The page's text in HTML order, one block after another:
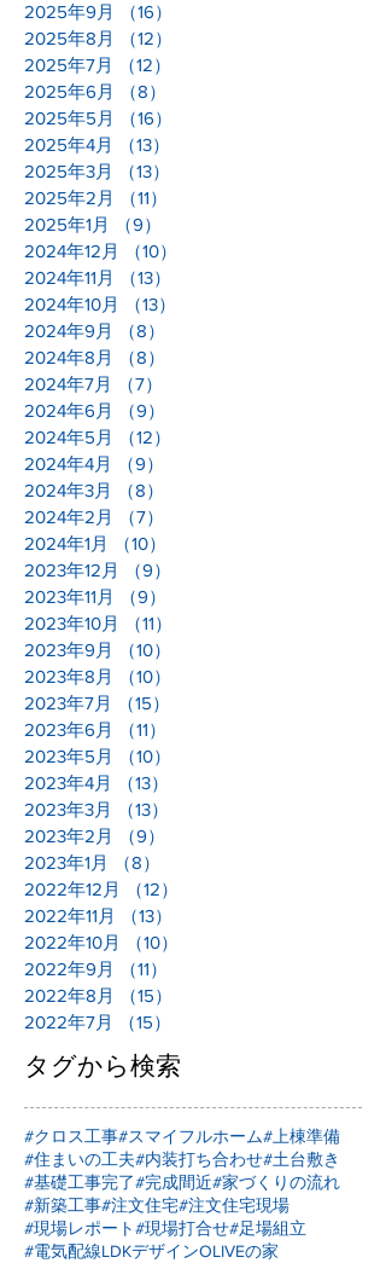
2025年9月
（16）
2025年8月
（12）
2025年7月
（12）
2025年6月
（8）
2025年5月
（16）
2025年4月
（13）
2025年3月
（13）
2025年2月
（11）
2025年1月
（9）
2024年12月
（10）
2024年11月
（13）
2024年10月
（13）
2024年9月
（8）
2024年8月
（8）
2024年7月
（7）
2024年6月
（9）
2024年5月
（12）
2024年4月
（9）
2024年3月
（8）
2024年2月
（7）
2024年1月
（10）
2023年12月
（9）
2023年11月
（9）
2023年10月
（11）
2023年9月
（10）
2023年8月
（10）
2023年7月
（15）
2023年6月
（11）
2023年5月
（10）
2023年4月
（13）
2023年3月
（13）
2023年2月
（9）
2023年1月
（8）
2022年12月
（12）
2022年11月
（13）
2022年10月
（10）
2022年9月
（11）
2022年8月
（15）
2022年7月
（15）
タグから検索
#クロス工事#スマイフルホーム#上棟準備
#住まいの工夫#内装打ち合わせ#土台敷き
#基礎工事完了#完成間近#家づくりの流れ
#新築工事#注文住宅#注文住宅現場
#現場レポート#現場打合せ#足場組立
#電気配線LDKデザインOLIVEの家